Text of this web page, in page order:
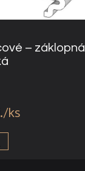
– záklopná